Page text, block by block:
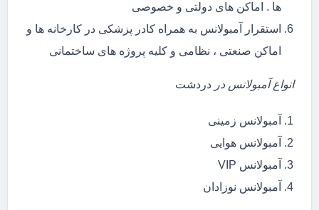
ها . اماکن های دولتی و خصوصی
استقرار آمبولانس به همراه کادر پزشکی در کارخانه ها و
اماکن صنعتی ، نظامی و کلیه پروژه های ساختمانی
انواع آمبولانس در دردشت
آمبولانس زمینی
آمبولانس هوایی
آمبولانس VIP
آمبولانس نوزادان